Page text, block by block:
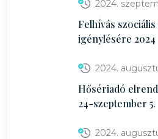
2024.
Felhívás
igénylésére 2024
2024.
Hősériadó
24-szeptember 5.
2024.